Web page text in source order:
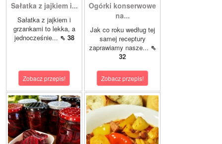
Sałatka z jajkiem i...
Sałatka z jajkiem i
grzankami to lekka, a
jednocześnie... ⇖ 38
Zobacz przepis!
Ogórki konserwowe
na...
Jak co roku według tej
samej receptury
zaprawiamy nasze... ⇖
32
Zobacz przepis!